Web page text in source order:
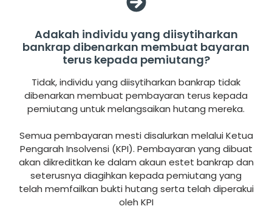
Adakah individu yang diisytiharkan
bankrap dibenarkan membuat bayaran
terus kepada pemiutang?
Tidak, individu yang diisytiharkan bankrap tidak
dibenarkan membuat pembayaran terus kepada
pemiutang untuk melangsaikan hutang mereka.
Semua pembayaran mesti disalurkan melalui Ketua
Pengarah Insolvensi (KPI). Pembayaran yang dibuat
akan dikreditkan ke dalam akaun estet bankrap dan
seterusnya diagihkan kepada pemiutang yang
telah memfailkan bukti hutang serta telah diperakui
oleh KPI